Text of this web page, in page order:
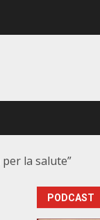
la salute”
PODCAST